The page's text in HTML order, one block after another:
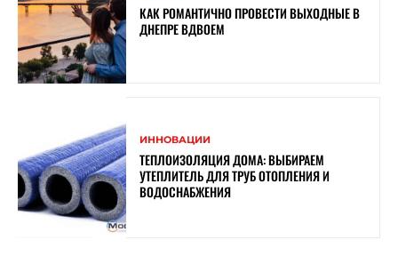
КАК РОМАНТИЧНО ПРОВЕСТИ ВЫХОДНЫЕ В
ДНЕПРЕ ВДВОЕМ
ИННОВАЦИИ
ТЕПЛОИЗОЛЯЦИЯ ДОМА: ВЫБИРАЕМ
УТЕПЛИТЕЛЬ ДЛЯ ТРУБ ОТОПЛЕНИЯ И
ВОДОСНАБЖЕНИЯ